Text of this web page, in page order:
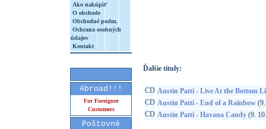
Ako nakúpiť
O obchode
Obchodné podm.
Ochrana osobných
údajov
Kontakt
Abroad!!!
For Foreigner
Customers
Poštovné
Ďalšie tituly:
CD Austin Patti - Live At the Bottom
CD Austin Patti - End of a Rainbow
CD Austin Patti - Havana Candy (9.